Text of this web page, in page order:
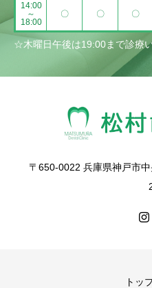
14:00
～
18:00
〇 〇 〇
☆木曜日午後は19:00まで診療
〒650-0022 兵庫県神戸市
トッ